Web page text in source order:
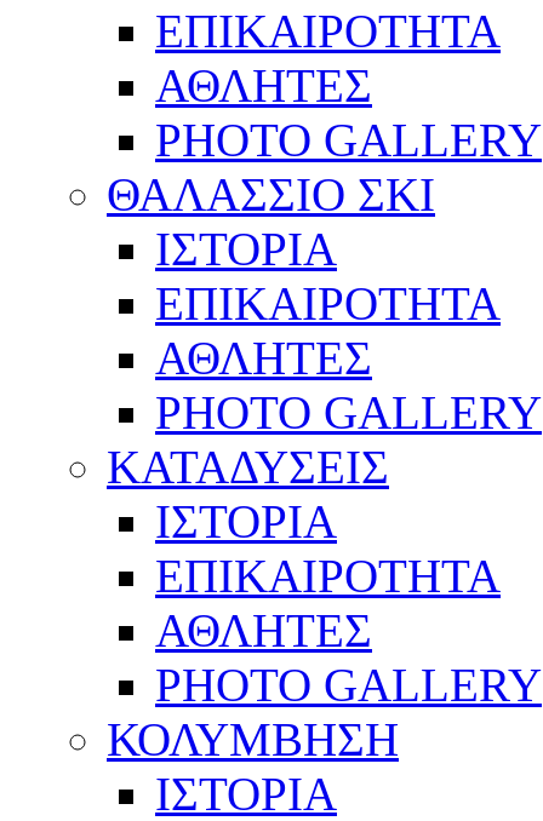
ΕΠΙΚΑΙΡΟΤΗΤΑ
ΑΘΛΗΤΕΣ
PHOTO GALLERY
ΘΑΛΑΣΣΙΟ ΣΚΙ
ΙΣΤΟΡΙΑ
ΕΠΙΚΑΙΡΟΤΗΤΑ
ΑΘΛΗΤΕΣ
PHOTO GALLERY
ΚΑΤΑΔΥΣΕΙΣ
ΙΣΤΟΡΙΑ
ΕΠΙΚΑΙΡΟΤΗΤΑ
ΑΘΛΗΤΕΣ
PHOTO GALLERY
ΚΟΛΥΜΒΗΣΗ
ΙΣΤΟΡΙΑ